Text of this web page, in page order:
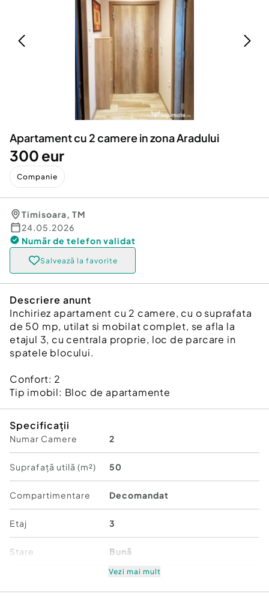
Animale de companie
Afaceri și echipamente profesionale
Inchiriere Bunuri si Vehicule
Utilaje agricole si industriale
Piese auto si accesorii
Dacia Duster
Apartament cu 2 camere in zona Aradului
300 eur
Companie
Timisoara, TM
24.05.2026
Număr de telefon validat
Salvează la favorite
Descriere anunt
Inchiriez apartament cu 2 camere, cu o suprafata
de 50 mp, utilat si mobilat complet, se afla la
etajul 3, cu centrala proprie, loc de parcare in
spatele blocului.
Confort: 2
Tip imobil: Bloc de apartamente
Specificații
Numar Camere 2
Suprafață utilă (m²) 50
Compartimentare Decomandat
Etaj 3
Stare Bună
Vezi mai mult